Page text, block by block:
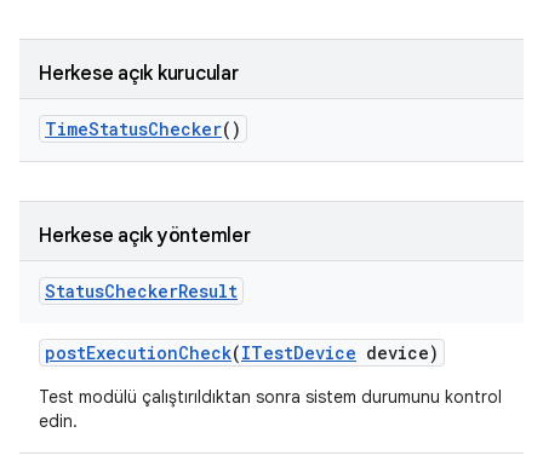
Herkese açık kurucular
TimeStatusChecker()
Herkese açık yöntemler
StatusCheckerResult
postExecutionCheck(ITestDevice device)
Test modülü çalıştırıldıktan sonra sistem durumunu kontrol
edin.